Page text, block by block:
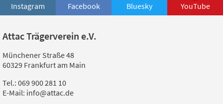
Instagram Facebook Bluesky YouTube
Attac Trägerverein e.V.
Münchener Straße 48
60329 Frankfurt am Main
Tel.: 069 900 281 10
E-Mail: info@attac.de